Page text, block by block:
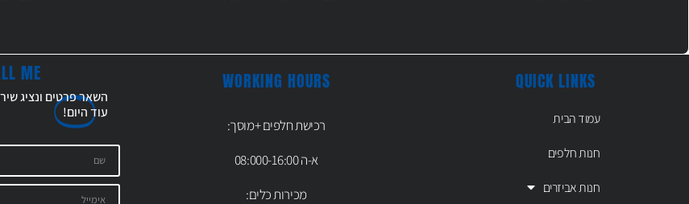
QUICK LINKS
עמוד הבית
חנות חלפים
חנות אביזרים
WORKING HOURS
רכישת חלפים +מוסך:
א-ה 08:000-16:00
מכירות כלים:
ME
השאר פרטים ונציג
עודהיום!